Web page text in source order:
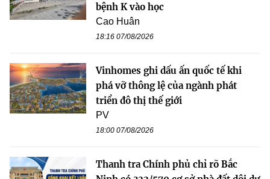
bệnh K vào học
Cao Huân
18:16 07/08/2026
Vinhomes ghi dấu ấn quốc tế khi
phá vỡ thông lệ của ngành phát
triển đô thị thế giới
PV
18:00 07/08/2026
Thanh tra Chính phủ chỉ rõ Bắc